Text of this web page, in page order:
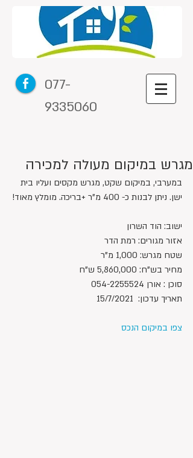
077-
9335060
מגרש במיקום מעולה למכירה
במערבי, במיקום שקט, מגרש מקסים ועליו בית
ישן. ניתן לבנות כ- 400 מ"ר +בריכה. מומלץ מאוד!
ישוב: הוד השרון
אזור מגורים: רמת הדר
שטח מגרש: 1,000 מ"ר
מחיר בש"ח: 5,860,000 ש"ח
סוכן : אורן 054-2255524
תאריך עדכון:  15/7/2021
צפו במיקום הנכס